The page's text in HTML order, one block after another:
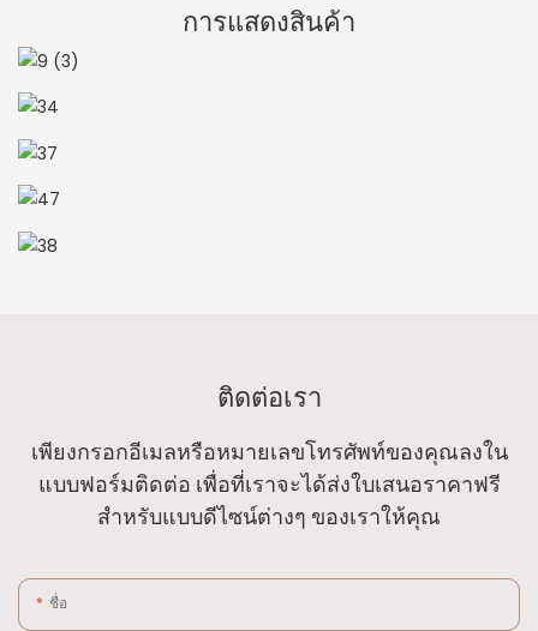
การแสดงสินค้า
ติดต่อเรา
เพียงกรอกอีเมลหรือหมายเลขโทรศัพท์ของคุณลงใน
แบบฟอร์มติดต่อ เพื่อที่เราจะได้ส่งใบเสนอราคาฟรี
สำหรับแบบดีไซน์ต่างๆ ของเราให้คุณ
ชื่อ